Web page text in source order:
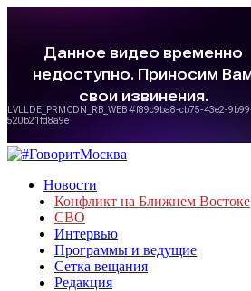
Новости
Конфликт на Ближнем Востоке
СВО
Интервью
Программы и ведущие
Сетка вещания
Редакция